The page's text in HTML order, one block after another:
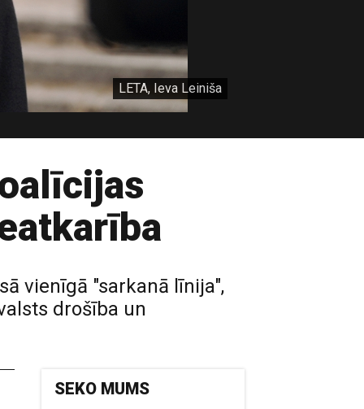
LETA, Ieva Leiniša
vienīgā "sarkanā līnija",
drošība un
SEKO MUMS